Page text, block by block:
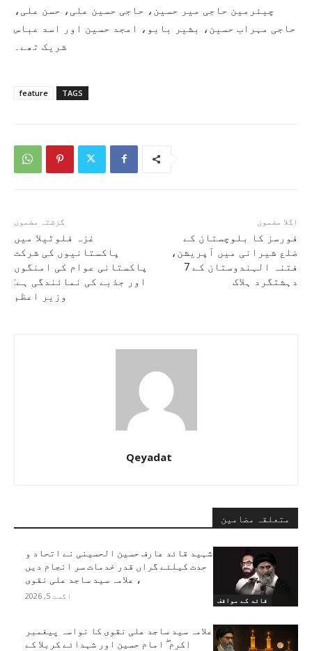
چیئرمین حاجی میر حسین، حاجی حسین علی، حسن علی،
حاجی مہراب حسین، بشیر بابو، امجد حسین اور اسد عباس
شریک تھے۔
TAGS
feature
گزشتہ مضمون
غزہ فلوٹیلا میں
پاکستانیوں کی شرکت
پاکستانی عوام کی امنگوں
اور جذبے کی نمائندگی ہے:
وزیر اعظم
اگلا مضمون
فورسز کا بلوچستان کے
ضلع شیرانی میں آپریشن،
فتنہ الہندوستان کے 7
دہشتگرد ہلاک
Qeyadat
متعلقہ مضامین
قائد کے مواقف
شہید قائد عارف حسین الحسینی نے اتحاد و
حدت کیلئے گراں قدر خدمات سر انجام دیں
، علامہ سید ساجد علی نقوی
اگست 5, 2026
علامہ سید ساجد علی نقوی کا نواسہ پیغمبر
اکرم ۖ امام حسین اور شہدائے کربلا کے